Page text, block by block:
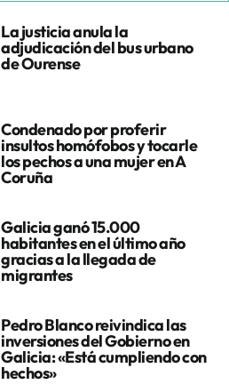
La justicia anula la
adjudicación del bus urbano
de Ourense
Condenado por proferir
insultos homófobos y tocarle
los pechos a una mujer en A
Coruña
Galicia ganó 15.000
habitantes en el último año
gracias a la llegada de
migrantes
Pedro Blanco reivindica las
inversiones del Gobierno en
Galicia: «Está cumpliendo con
hechos»